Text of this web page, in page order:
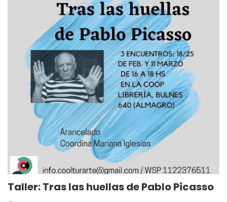
Taller: Tras las huellas de Pablo Picasso